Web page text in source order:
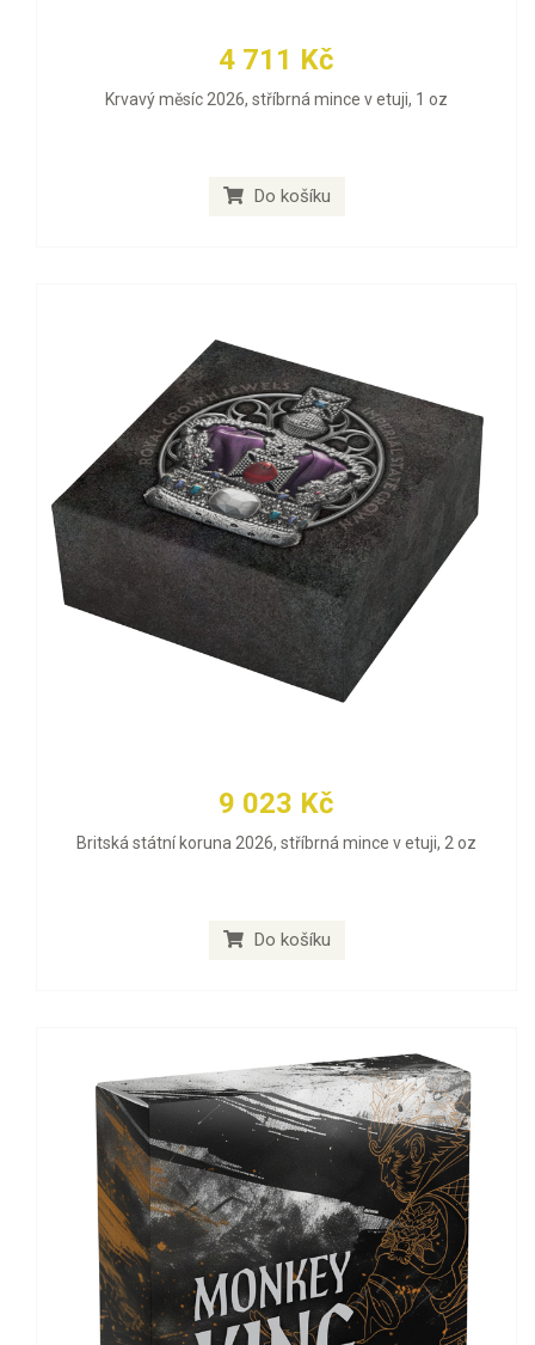
4 711 Kč
Krvavý měsíc 2026, stříbrná mince v etuji, 1 oz
Do košíku
9 023 Kč
Britská státní koruna 2026, stříbrná mince v etuji, 2 oz
Do košíku